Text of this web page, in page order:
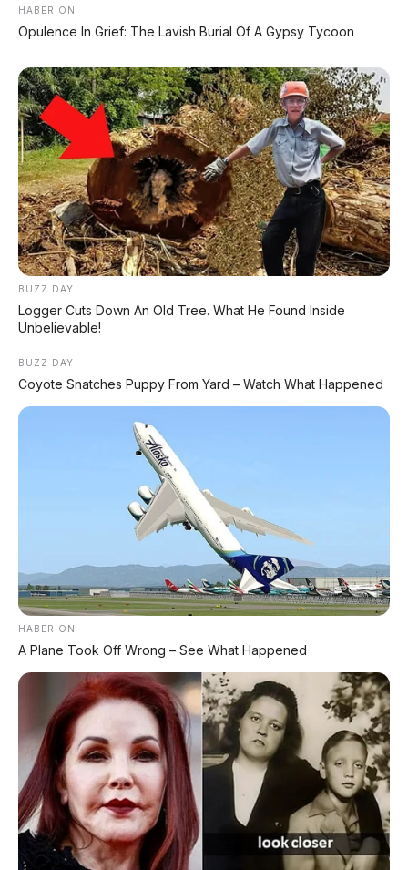
Leapmotor B01: Sedan Listrik Kompak 800V dengan
Range 670 Km
Huawei AITO M9: SUV Premium 903 HP dengan
Teknologi Huawei Full-Stack
Xpeng GX: SUV Full-Size Premium dengan AI Turing &
Range 1.585 Km
BYD Leopard 8: SUV Off-Road PHEV 748 HP Siap
Tantang Land Cruiser!
MG 4X: SUV Listrik Kompak dengan Baterai Semi-
Solid-State & Range 610 Km
Maextro V800: MPV Ultra-Mewah EREV 531 HP
HABERION
Opulence In Grief: The Lavish Burial Of A Gypsy Tycoon
BUZZ DAY
Logger Cuts Down An Old Tree. What He Found Inside
Unbelievable!
BUZZ DAY
Coyote Snatches Puppy From Yard – Watch What Happened
HABERION
A Plane Took Off Wrong – See What Happened